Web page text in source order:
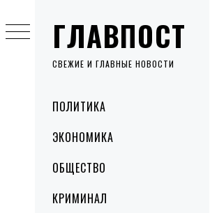
ГЛАВПОСТ
СВЕЖИЕ И ГЛАВНЫЕ НОВОСТИ
MenuПОЛИТИКА
ЭКОНОМИКА
ОБЩЕСТВО
КРИМИНАЛ
to
content